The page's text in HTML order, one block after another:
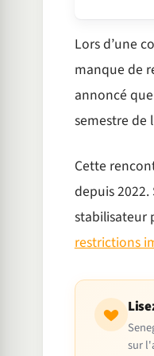
Lors d’une
manque de
annoncé
semestre de
Cette
depuis
stabilisateur
restrictions
sur